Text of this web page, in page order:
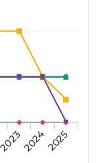
202320242025